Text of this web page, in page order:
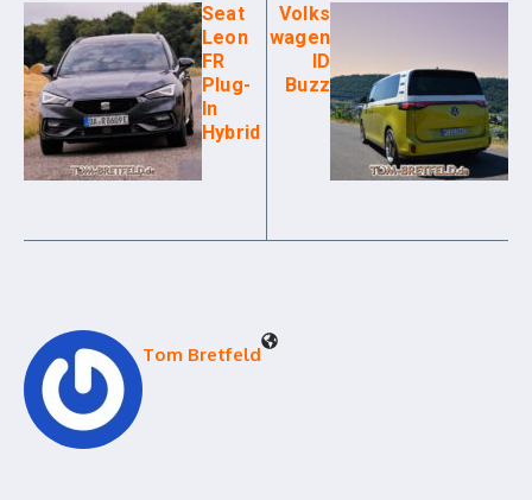
Seat
Leon
FR
Plug-
In
Hybrid
Volks
wagen
ID
Buzz
Tom Bretfeld